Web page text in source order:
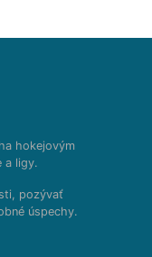
hokejovým
a ligy.
pozývať
úspechy.